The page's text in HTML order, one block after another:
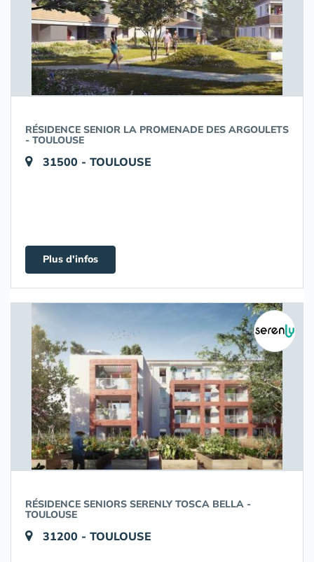
RÉSIDENCE SENIOR LA PROMENADE DES ARGOULETS
- TOULOUSE
31500 - TOULOUSE
Plus d'infos
RÉSIDENCE SENIORS SERENLY TOSCA BELLA -
TOULOUSE
31200 - TOULOUSE